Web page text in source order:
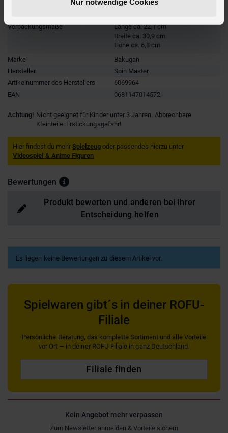
Verpackungsmaße
Länge ca. 22,1 cm
Breite ca. 30,9 cm
Höhe ca. 6,8 cm
Marke
Bakugan
Hersteller
Spin Master
Artikelnummer des Herstellers
6069964
EAN
0681147014572
Achtung! Nicht geeignet für Kinder unter 3 Jahren. Abbrechbare
Kleinteile. Erstickungsgefahr!
Hier findest du mehr Spielzeug oder passendes hierzu unter
Videospiel & Anime Figuren
Bewertungen
Produkt bewerten und anderen bei ihrer
Entscheidung helfen
Es liegen keine Bewertungen zu diesem Artikel vor.
Spielwaren gibt´s in deiner ROFU-
Filiale
Persönliche Beratung, das komplette Sortiment und alle Vorteile
vor Ort — in deiner ROFU-Filiale in ganz Deutschland.
Filiale finden
Kein Angebot mehr verpassen
Zum Newsletter anmelden & Vorteile sichern